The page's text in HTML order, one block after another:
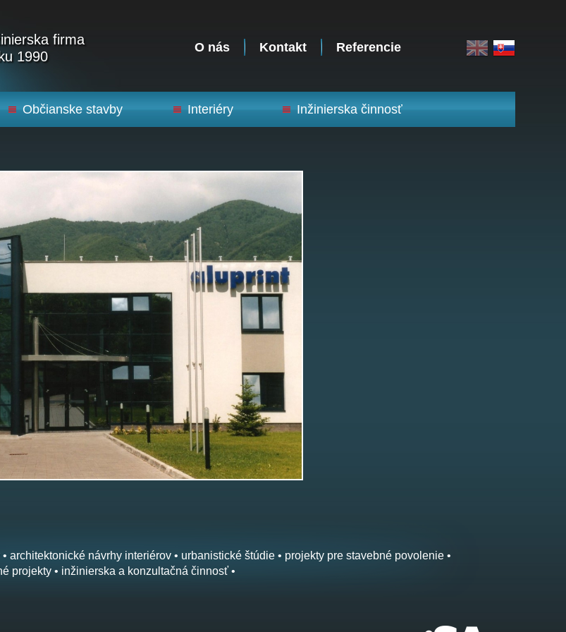
firma
1990
Občianske stavby Interiéry Inžinierska činnosť
O nás Kontakt Referencie
architektonické návrhy interiérov • urbanistické štúdie • projekty pre stavebné povolenie •
projekty • inžinierska a konzultačná činnosť •